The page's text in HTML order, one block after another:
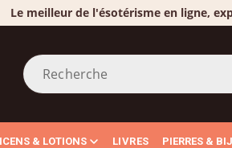
Le meilleur de l'ésotérisme en ligne,
& LOTIONS LIVRES PIERRES &